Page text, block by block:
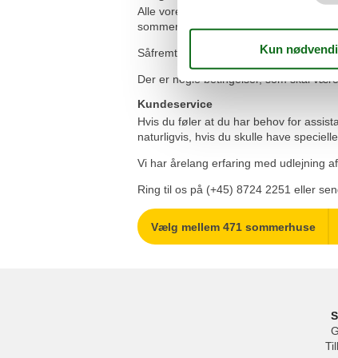
Alle vores kunder er helt automatisk
sommerhus.
Såfremt du finder det sommerhus, du
Der er nogle betingelser, som skal
Kundeservice
Hvis du føler at du har behov for
naturligvis, hvis du skulle have
Vi har årelang erfaring med udlejning
Ring til os på (+45) 8724 2251 eller
Vælg mellem 471 sommerhuse